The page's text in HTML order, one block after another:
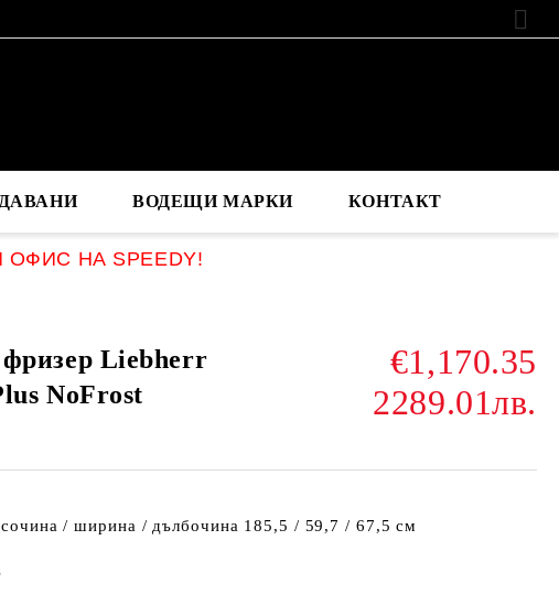
ВОДЕЩИ МАРКИ КОНТАКТ
ОФИС НА SPEEDY!
Liebherr
NoFrost
€1,170.35
2289.01лв.
/ ширина / дълбочина 185,5 / 59,7 / 67,5 см